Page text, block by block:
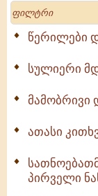
Search
წერილები
სულიერი
მამობრივი
ათასი
პირველი